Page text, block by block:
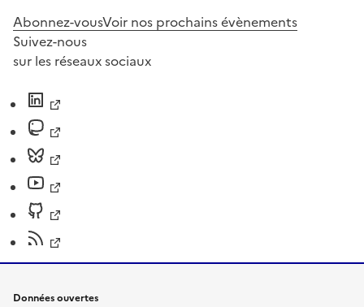
Abonnez-vousVoir nos prochains évènements
Suivez-nous
sur les réseaux sociaux
Données ouvertes